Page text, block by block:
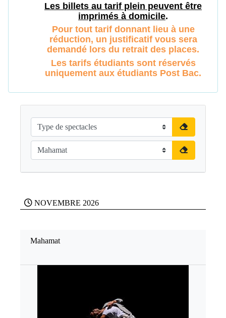
Les billets au tarif plein peuvent être
imprimés à domicile.
Pour tout tarif donnant lieu à une
réduction, un justificatif vous sera
demandé lors du retrait des places.
Les tarifs étudiants sont réservés
uniquement aux étudiants Post Bac.
NOVEMBRE 2026
Mahamat